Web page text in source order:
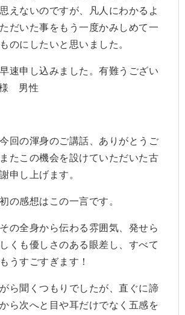
えないのですが、凡人にわかるよ
だいた事をもう一度かみしめて一
のにしたいと思いました。
速申し込みました。有難うござい
様 男性
今回の渾身のご講話、ありがとうご
たこの機会を設けていただいた古
申し上げます。
の感想はこの一言です。
の全身から伝わる雰囲気、発せら
くも優しさのある眼差し、すべて
うすごすぎます！
ら聞くつもりでしたが、直ぐに諦
ら次へと目や耳だけでなく五感を